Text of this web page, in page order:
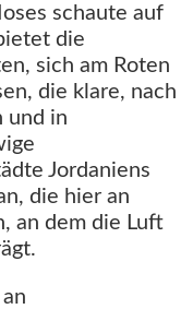
schaute auf
die
sich am Roten
die klare, nach
und in
Jordaniens
die hier an
an dem die Luft